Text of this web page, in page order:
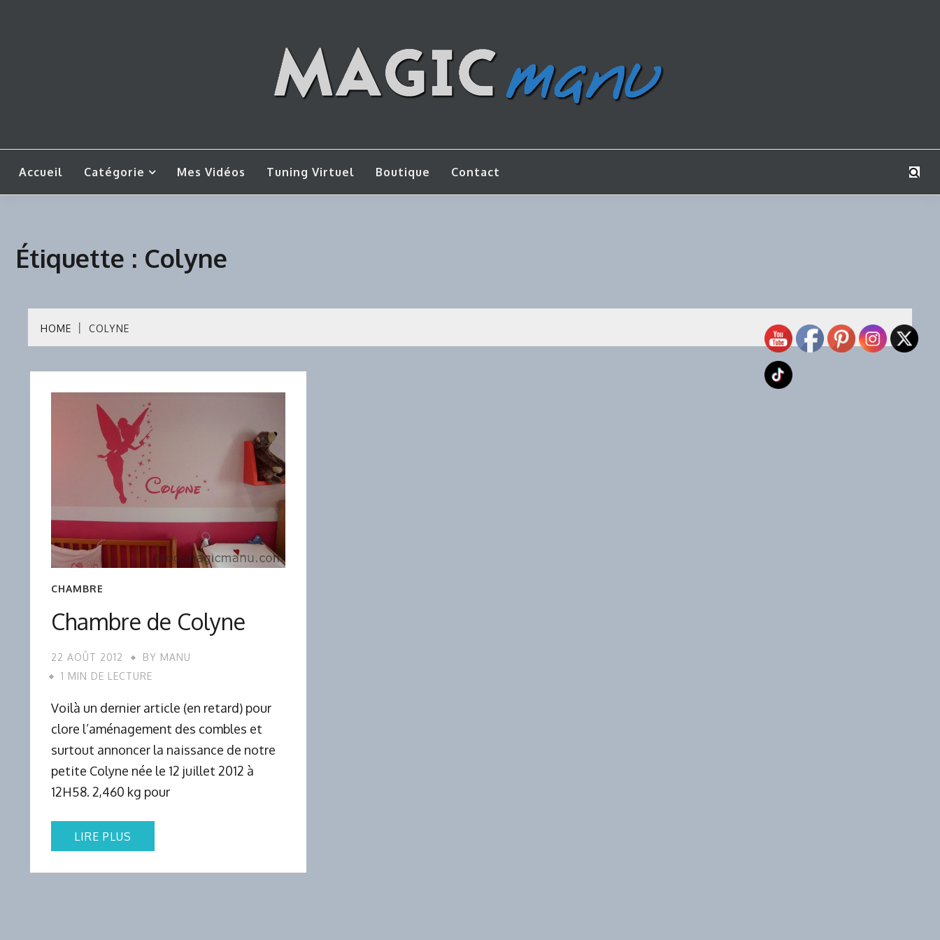
MAGICMANU
Accueil Catégorie Mes Vidéos Tuning Virtuel Boutique Contact
Étiquette : Colyne
HOME COLYNE
CHAMBRE
Chambre de Colyne
22 AOÛT 2012 BY MANU
1 MIN DE LECTURE
Voilà un dernier article (en retard) pour
clore l’aménagement des combles et
surtout annoncer la naissance de notre
petite Colyne née le 12 juillet 2012 à
12H58. 2,460 kg pour
LIRE PLUS